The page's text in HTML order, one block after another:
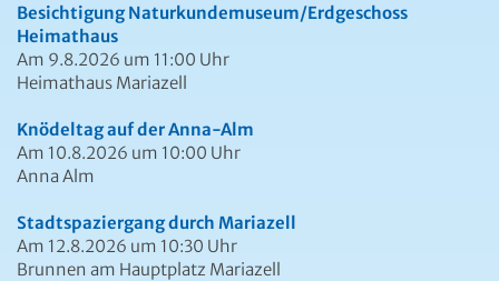
Besichtigung Naturkundemuseum/Erdgeschoss
Heimathaus
Am 9.8.2026 um 11:00 Uhr
Heimathaus Mariazell
Knödeltag auf der Anna-Alm
Am 10.8.2026 um 10:00 Uhr
Anna Alm
Stadtspaziergang durch Mariazell
Am 12.8.2026 um 10:30 Uhr
Brunnen am Hauptplatz Mariazell